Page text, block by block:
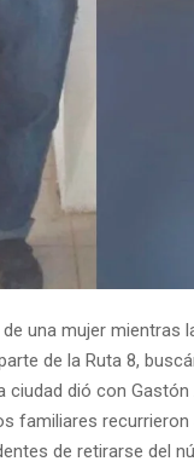
una mujer mientras
de la Ruta 8,
dió con Gastón
familiares recurrieron
de retirarse del